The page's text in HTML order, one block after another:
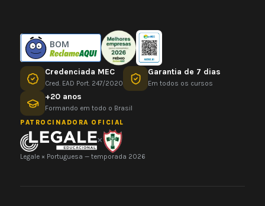
BOM
Credenciada MEC
Cred. EAD Port. 247/2020
Garantia de 7 dias
Em todos os cursos
+20 anos
Formando em todo o Brasil
PATROCINADORA OFICIAL
×
Legale × Portuguesa — temporada 2026